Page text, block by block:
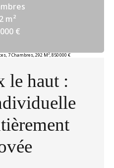
m²
€
7 Chambres, 292 M², 850 000 €
le haut :